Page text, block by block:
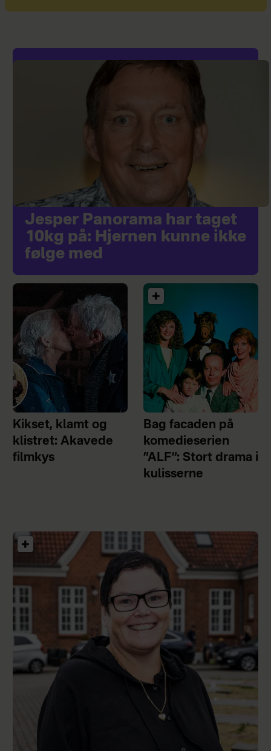
Jesper Panorama har taget
10kg på: Hjernen kunne ikke
følge med
Kikset, klamt og
klistret: Akavede
filmkys
Bag facaden på
komedieserien
”ALF”: Stort drama i
kulisserne